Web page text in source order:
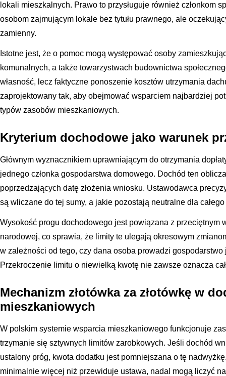
lokali mieszkalnych. Prawo to przysługuje również członkom
osobom zajmującym lokale bez tytułu prawnego, ale
zamienny.
Istotne jest, że o pomoc mogą występować osoby
komunalnych, a także towarzystwach budownictwa
własność, lecz faktyczne ponoszenie kosztów utrzymania
zaprojektowany tak, aby obejmować wsparciem najbardziej
typów zasobów mieszkaniowych.
Kryterium dochodowe jako warunek
Głównym wyznacznikiem uprawniającym do otrzymania
jednego członka gospodarstwa domowego. Dochód ten
poprzedzających datę złożenia wniosku. Ustawodawca
są wliczane do tej sumy, a jakie pozostają neutralne dla
Wysokość progu dochodowego jest powiązana z przeciętnym
narodowej, co sprawia, że limity te ulegają okresowym
w zależności od tego, czy dana osoba prowadzi
Przekroczenie limitu o niewielką kwotę nie zawsze oznacza
Mechanizm złotówka za złotówkę w
mieszkaniowych
W polskim systemie wsparcia mieszkaniowego funkcjonuje
trzymanie się sztywnych limitów zarobkowych. Jeśli dochód
ustalony próg, kwota dodatku jest pomniejszana o tę
minimalnie więcej niż przewiduje ustawa, nadal mogą liczyć